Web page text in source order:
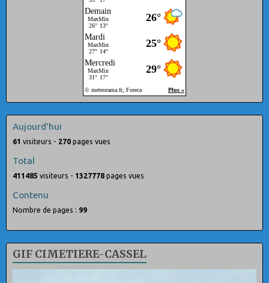
Aujourd'hui
61 visiteurs - 270 pages vues
Total
411485 visiteurs - 1327778 pages vues
Contenu
Nombre de pages : 99
GIF CIMETIERE-CASSEL